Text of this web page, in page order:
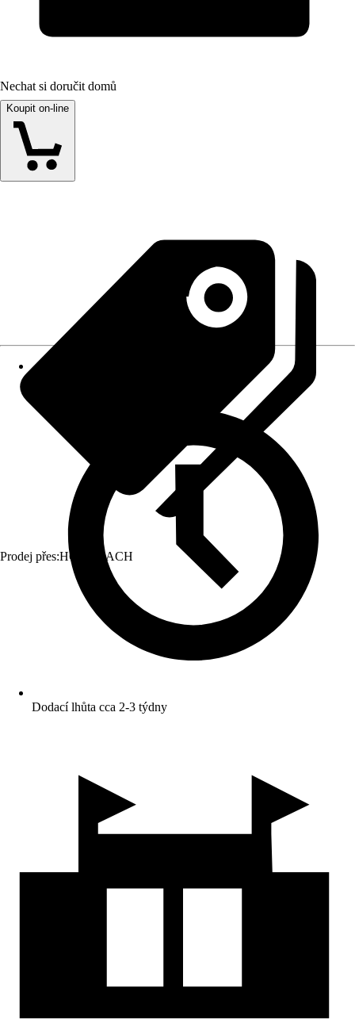
Nechat si doručit domů
Koupit on-line
Prodej přes:HORNBACH
Dodací lhůta cca 2-3 týdny